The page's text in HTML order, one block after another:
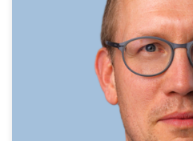
Psychologiepraktijk
A1181 CD AMSTELVEEN
(BIG: 39917850925) -